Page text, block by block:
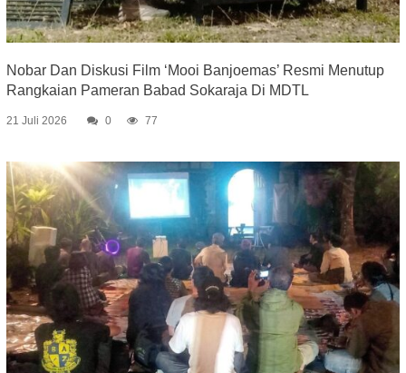
Nobar Dan Diskusi Film ‘Mooi Banjoemas’ Resmi Menutup
Rangkaian Pameran Babad Sokaraja Di MDTL
21 Juli 2026 0 77